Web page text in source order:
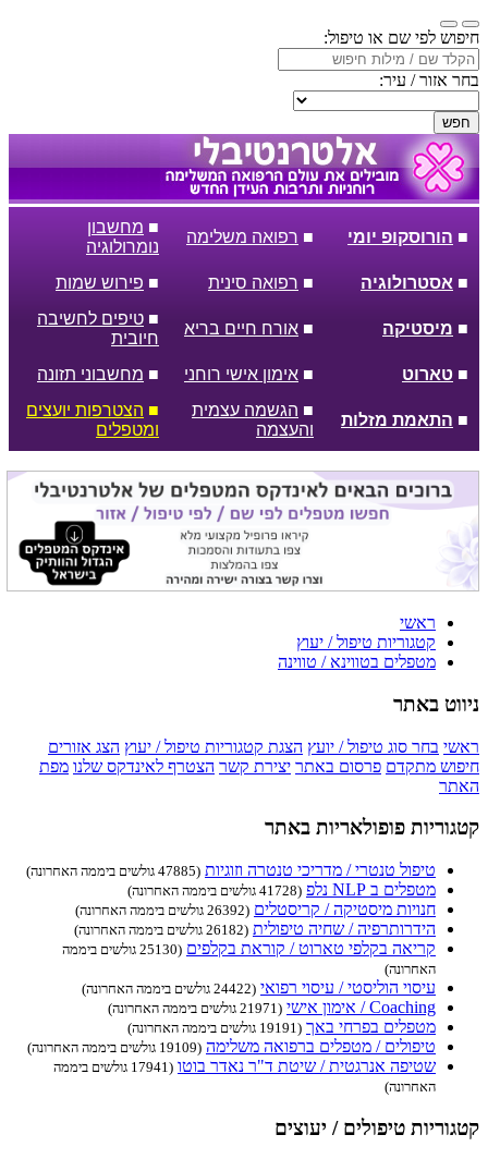
חיפוש לפי שם או טיפול:
בחר אזור / עיר:
חפש
■ הורוסקופ יומי ■ רפואה משלימה
■ מחשבון
נומרולוגיה
■ אסטרולוגיה ■ רפואה סינית ■ פירוש שמות
■ מיסטיקה ■ אורח חיים בריא
■ טיפים לחשיבה
חיובית
■ טארוט ■ אימון אישי רוחני ■ מחשבוני תזונה
■ התאמת מזלות
■ הגשמה עצמית
והעצמה
■ הצטרפות יועצים
ומטפלים
ראשי
קטגוריות טיפול / יעוץ
מטפלים בטווינא / טווינה
ניווט באתר
ראשי בחר סוג טיפול / יועץ הצגת קטגוריות טיפול / יעוץ הצג אזורים
חיפוש מתקדם פרסום באתר יצירת קשר הצטרף לאינדקס שלנו מפת
האתר
קטגוריות פופולאריות באתר
טיפול טנטרי / מדריכי טנטרה וזוגיות (47885 גולשים ביממה האחרונה)
מטפלים ב NLP נלפ (41728 גולשים ביממה האחרונה)
חנויות מיסטיקה / קריסטלים (26392 גולשים ביממה האחרונה)
הידרותרפיה / שחיה טיפולית (26182 גולשים ביממה האחרונה)
קריאה בקלפי טארוט / קוראת בקלפים
(25130 גולשים ביממה
האחרונה)
עיסוי הוליסטי / עיסוי רפואי (24422 גולשים ביממה האחרונה)
Coaching / אימון אישי (21971 גולשים ביממה האחרונה)
מטפלים בפרחי באך (19191 גולשים ביממה האחרונה)
טיפולים / מטפלים ברפואה משלימה (19109 גולשים ביממה האחרונה)
שטיפה אנרגטית / שיטת ד"ר נאדר בוטו
(17941 גולשים ביממה
האחרונה)
קטגוריות טיפולים / יעוצים